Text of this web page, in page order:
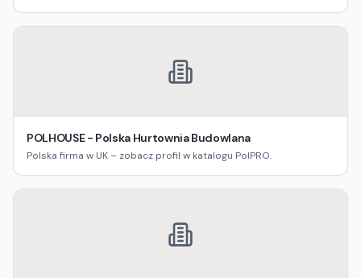
POLHOUSE - Polska Hurtownia Budowlana
Polska firma w UK – zobacz profil w katalogu PolPRO.